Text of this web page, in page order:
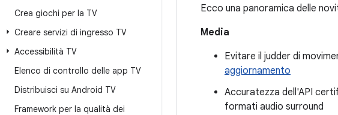
Crea giochi per la TV
Creare servizi di ingresso TV
Accessibilità TV
Elenco di controllo delle app TV
Distribuisci su Android TV
Framework per la qualità dei
Ecco una panoramica delle
Media
Evitare il judder di
aggiornamento
Accuratezza dell'API
formati audio surround